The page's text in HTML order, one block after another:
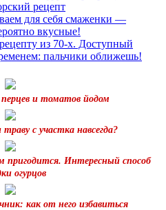
рецепт
для себя смаженки —
вкусные!
из 70-х. Доступный
пальчики оближешь!
и томатов йодом
с участка навсегда?
пригодится. Интересный способ
огурцов
как от него избавиться